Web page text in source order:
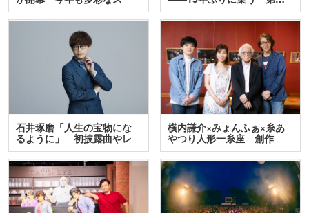
テ…
石井琢磨「人生の宝物にな
るように」 初披露曲やレ
ア…
横内謙介×みょんふぁ×糸あ
やつり人形一糸座 創作
人…